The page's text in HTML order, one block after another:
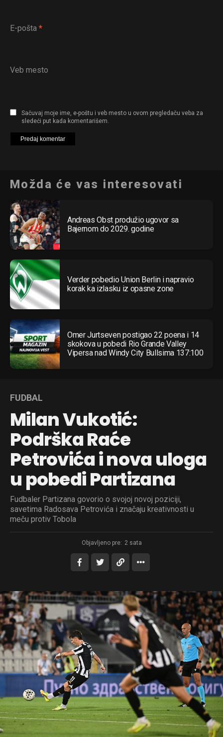
E-pošta *
Veb mesto
Sačuvaj moje ime, e-poštu i veb mesto u ovom pregledaču veba za
sledeći put kada komentarišem.
Možda će vas interesovati
Andreas Obst produžio ugovor sa
Bajernom do 2029. godine
Verder pobedio Union Berlin i napravio
korak ka izlasku iz opasne zone
Omer Jurtseven postigao 22 poena i 14
skokova u pobedi Rio Grande Valley
Vipersa nad Windy City Bullsima 137:100
FUDBAL
Milan Vukotić:
Podrška Raće
Petrovića i nova uloga
u pobedi Partizana
Fudbaler Partizana govorio o svojoj novoj poziciji,
savetima Radosava Petrovića i značaju kreativnosti u
meču protiv Tobola
Objavljeno pre: 2 sata
Flipboard
Email